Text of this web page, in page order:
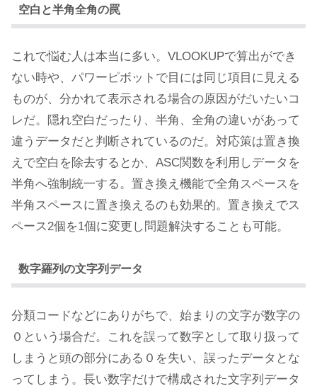
空白と半角全角の罠
これで悩む人は本当に多い。VLOOKUPで算出ができ
ない時や、パワーピボットで目には同じ項目に見える
ものが、分かれて表示される場合の原因がだいたいコ
レだ。隠れ空白だったり、半角、全角の違いがあって
違うデータだと判断されているのだ。対応策は置き換
えで空白を除去するとか、ASC関数を利用しデータを
半角へ強制統一する。置き換え機能で全角スペースを
半角スペースに置き換えるのも効果的。置き換えでス
ペース2個を1個に変更し問題解決することも可能。
数字羅列の文字列データ
分類コードなどにありがちで、始まりの文字が数字の
０という場合だ。これを誤って数字として取り扱って
しまうと頭の部分にある０を失い、誤ったデータとな
ってしまう。長い数字だけで構成された文字列データ